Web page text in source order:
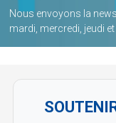
Nous envoyons la
mardi, mercredi, jeudi